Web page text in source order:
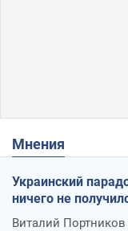
Мнения
Украинский
ничего не
Виталий Портников